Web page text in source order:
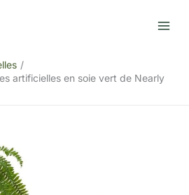
artificielles en soie vert de Nearly